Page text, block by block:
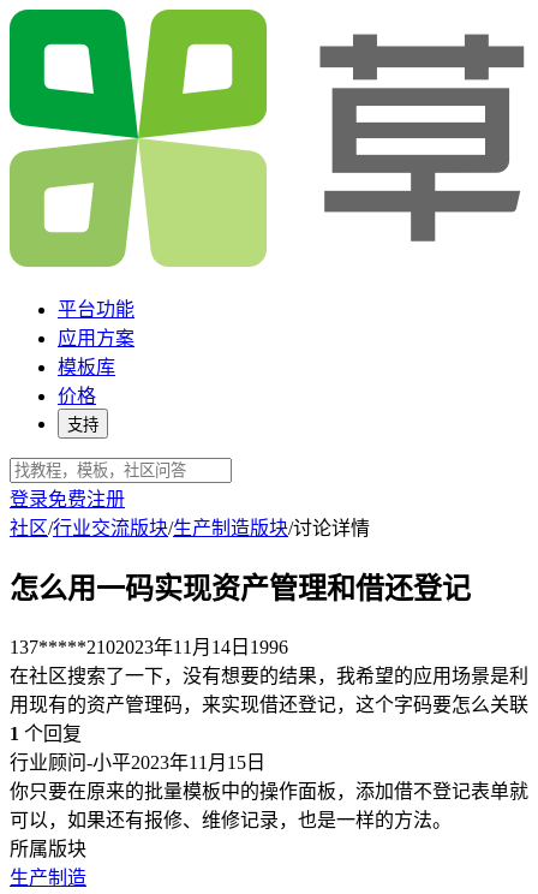
平台功能
应用方案
模板库
价格
支持
登录免费注册
社区/行业交流版块/生产制造版块/讨论详情
怎么用一码实现资产管理和借还登记
137*****2102023年11月14日 1996
在社区搜索了一下，没有想要的结果，我希望的应用场景是利
用现有的资产管理码，来实现借还登记，这个字码要怎么关联
1 个回复
行业顾问-小平2023年11月15日
你只要在原来的批量模板中的操作面板，添加借不登记表单就
可以，如果还有报修、维修记录，也是一样的方法。
所属版块
生产制造